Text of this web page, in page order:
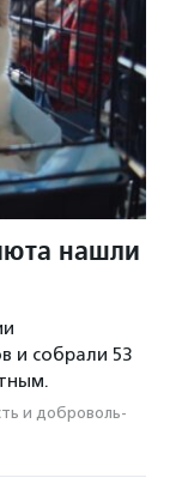
нашли
и собрали 53
и доброволь­